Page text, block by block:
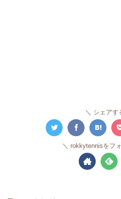
シェアす
rokkytennisをフ